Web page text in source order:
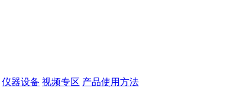
仪器设备 视频专区 产品使用方法